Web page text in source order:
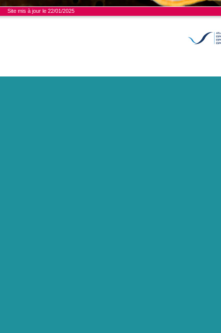
Site mis à jour le 22/01/2025